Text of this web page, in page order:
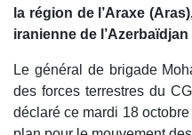
la région de l’Araxe
iranienne de l’Azerbaïdjan
Le général de brigade
des forces terrestres du
déclaré ce mardi 18